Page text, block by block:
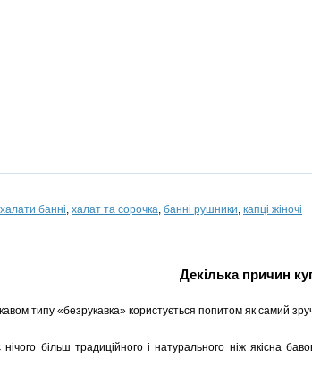
халати банні, халат та сорочка, банні рушники, капці жіночі
Декілька причин
типу «безрукавка» користується попитом як самий
більш традиційного і натурального ніж якісна